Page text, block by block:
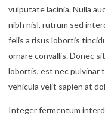
vulputate lacinia. Nulla
nibh nisl, rutrum sed
felis a risus lobortis
ornare convallis. Donec
lobortis, est nec pulvinar
vehicula velit sapien at
Integer fermentum